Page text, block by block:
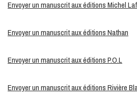
Envoyer un manuscrit aux éditions Michel
Envoyer un manuscrit aux éditions Nathan
Envoyer un manuscrit aux éditions P.O.L
Envoyer un manuscritaux éditions Rivière